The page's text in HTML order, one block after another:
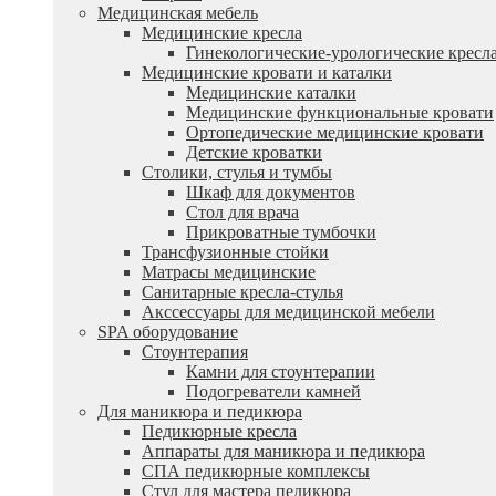
Медицинская мебель
Медицинские кресла
Гинекологические-урологические
Медицинские кровати и каталки
Медицинские каталки
Медицинские функциональные кровати
Ортопедические медицинские кровати
Детские кроватки
Столики, стулья и тумбы
Шкаф для документов
Стол для врача
Прикроватные тумбочки
Трансфузионные стойки
Матрасы медицинские
Санитарные кресла-стулья
Акссессуары для медицинской мебели
SPA оборудование
Стоунтерапия
Камни для стоунтерапии
Подогреватели камней
Для маникюра и педикюра
Педикюрные кресла
Аппараты для маникюра и педикюра
СПА педикюрные комплексы
Стул для мастера педикюра